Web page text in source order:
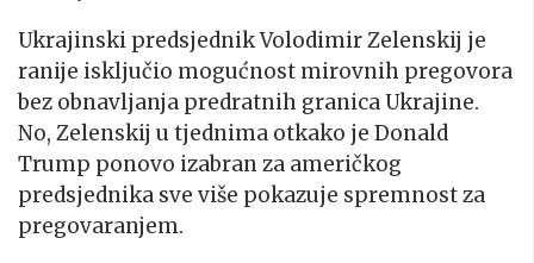
Ukrajinski predsjednik Volodimir Zelenskij je
ranije isključio mogućnost mirovnih pregovora
bez obnavljanja predratnih granica Ukrajine.
No, Zelenskij u tjednima otkako je Donald
Trump ponovo izabran za američkog
predsjednika sve više pokazuje spremnost za
pregovaranjem.